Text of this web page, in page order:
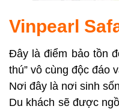
Vinpearl
Đây là điểm bảo tồn
thú” vô cùng độc đáo
Nơi đây là nơi sinh
Du khách sẽ được